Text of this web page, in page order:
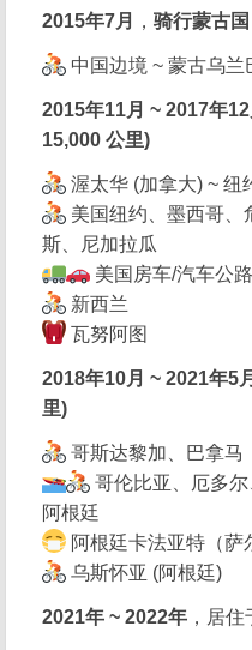
2015年7月 ，骑行蒙古
中国边境 ~ 蒙古乌兰
2015年11月 ~ 2017年12
15,000 公里)
渥太华 (加拿大) ~ 纽
美国纽约、墨西哥、
斯、尼加拉瓜
美国房车/汽车公
新西兰
瓦努阿图
2018年10月 ~ 2021年5月
里)
哥斯达黎加、巴拿马
哥伦比亚、厄多尔
阿根廷
阿根廷卡法亚特（萨
乌斯怀亚 (阿根廷)
2021年 ~ 2022年 ，居